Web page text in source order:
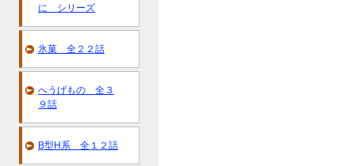
に シリーズ
氷菓 全２２話
へうげもの 全３
９話
B型H系 全１２話